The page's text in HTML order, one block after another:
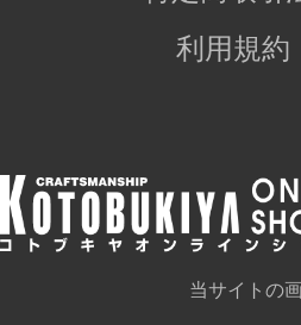
利用規約
当サイトの